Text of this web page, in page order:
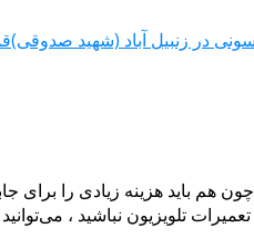
در زنبیل آباد (شهید
هم باید هزینه زیادی را برای
تلویزیون نباشید ،